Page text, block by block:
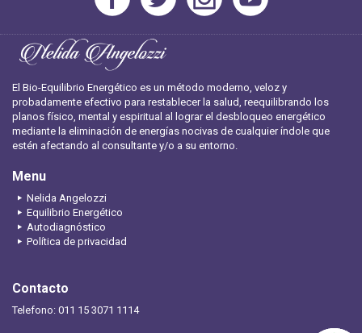
El Bio-Equilibrio Energético es un método moderno, veloz y
probadamente efectivo para restablecer la salud, reequilibrando los
planos físico, mental y espiritual al lograr el desbloqueo energético
mediante la eliminación de energías nocivas de cualquier índole que
estén afectando al consultante y/o a su entorno.
Menu
Nelida Angelozzi
Equilibrio Energético
Autodiagnóstico
Política de privacidad
Contacto
Telefono: 011 15 3071 1114